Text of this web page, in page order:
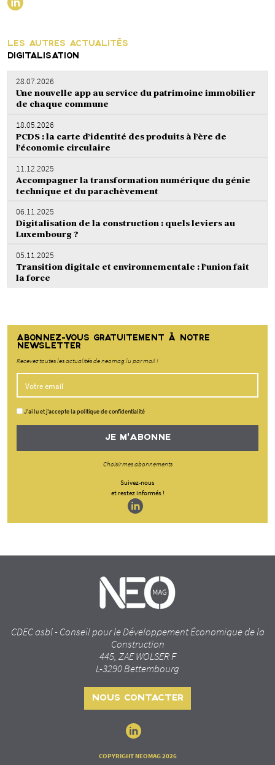
LES AUTRES ACTUALITÉS
DIGITALISATION
28.07.2026
Une nouvelle app au service du patrimoine immobilier
de chaque commune
18.05.2026
PCDS : la carte d’identité des produits à l’ère de
l’économie circulaire
11.12.2025
Accompagner la transformation numérique du génie
technique et du parachèvement
06.11.2025
Digitalisation de la construction : quels leviers au
Luxembourg ?
05.11.2025
Transition digitale et environnementale : l’union fait
la force
ABONNEZ-VOUS GRATUITEMENT À NOTRE
NEWSLETTER
Recevez toutes les actualités de neomag.lu par mail !
J'ai lu et j'accepte la politique de confidentialité
JE M'ABONNE
Choisir mes abonnements
Suivez-nous
et restez informés !
CDEC asbl - Conseil pour le Développement Économique de la
Construction
445, ZAE WOLSER F
L-3290 Bettembourg
NOUS CONTACTER
COPYRIGHT NEOMAG 2026